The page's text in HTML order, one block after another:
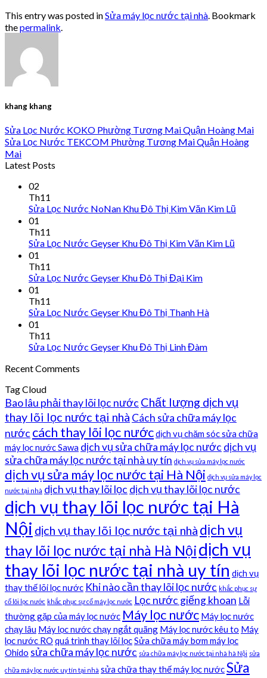
This entry was posted inSửa máy lọc nước tại nhà . Bookmark
thepermalink
khang khang
Sửa Lọc Nước KOKO Phường Tương Mai Quận Hoàng Mai
Sửa Lọc Nước TEKCOM Phường Tương Mai Quận Hoàng
Mai
Latest Posts
02
Th11
Sửa Lọc Nước NoNan Khu Đô Thị Kim Văn Kim Lũ
01
Th11
Sửa Lọc Nước Geyser Khu Đô Thị Kim Văn Kim Lũ
01
Th11
Sửa Lọc Nước Geyser Khu Đô Thị Đại Kim
01
Th11
Sửa Lọc Nước Geyser Khu Đô Thị Thanh Hà
01
Th11
Sửa Lọc Nước Geyser Khu Đô Thị Linh Đàm
Recent Comments
Tag Cloud
Bao lâu phải thay lõi lọc nước Chất lượng dịch vụ
thay lõi lọc nước tại nhà Cách sửa chữa máy lọc
nước cách thay lõi lọc nướcdịch vụ chăm sóc sửa chữa
máy lọc nước Sawa dịch vụ sửa chữa máy lọc nước dịch vụ
sửa chữa máy lọc nước tại nhà uy tín dịch vụ sửa máy lọc nước
dịch vụ sửa máy lọc nước tại Hà Nội dịch vụ sửa máy lọc
nước tại nhà dịch vụ thay lõi lọc dịch vụ thay lõi lọc nước
dịch vụ thay lõi lọc nước tại Hà
Nội dịch vụ thay lõi lọc nước tại nhà dịch vụ
thay lõi lọc nước tại nhà Hà Nộidịch vụ
thay lõi lọc nước tại nhà uy tín dịch vụ
thay thế lõi lọc nước Khi nào cần thay lõi lọc nước khắc phục sự
cố lõi lọc nước khắc phục sự cố máy lọc nước Lọc nước giếng khoan Lỗi
thường gặp của máy lọc nước Máy lọc nước Máy lọc nước
chạy lâu Máy lọc nước chạy ngắt quãng Máy lọc nước kêu to Máy
lọc nước RO quá trình thay lõi lọcSửa chữa máy bơm máy lọc
Ohido sửa chữa máy lọc nước sửa chữa máy lọc nước tại nhà hà Nội sửa
chữa máy lọc nước uy tín tại nhà sửa chữa thay thế máy lọc nướcSửa